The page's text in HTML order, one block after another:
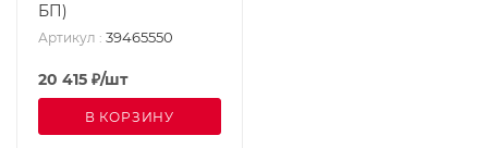
БП)
Артикул : 39465550
20 415 ₽/шт
В КОРЗИНУ